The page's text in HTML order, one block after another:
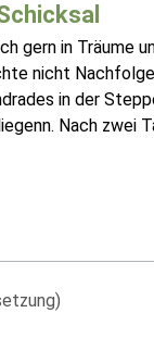
gern in Träume
nicht
in der
Nach zwei